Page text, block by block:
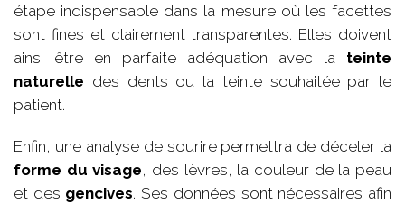
étape indispensable dans la mesure où les facettes
sont fines et clairement transparentes. Elles doivent
ainsi être en parfaite adéquation avec la teinte
naturelle des dents ou la teinte souhaitée par le
patient.
Enfin, une analyse de sourire permettra de déceler la
forme du visage, des lèvres, la couleur de la peau
et des gencives. Ses données sont nécessaires afin